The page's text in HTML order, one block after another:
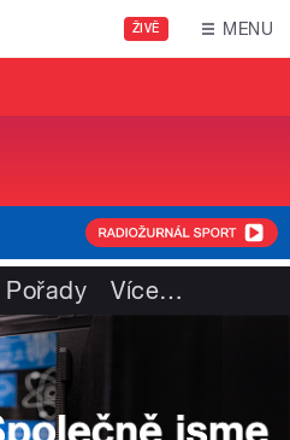
ŽIVĚ MENU
Pořady Více…